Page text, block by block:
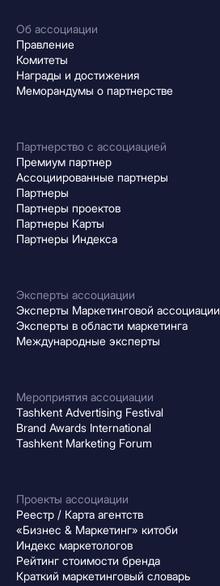
Об ассоциации
Правление
Комитеты
Награды и достижения
Меморандумы о партнерстве
Партнерство с ассоциацией
Премиум партнер
Ассоциированные партнеры
Партнеры
Партнеры проектов
Партнеры Карты
Партнеры Индекса
Эксперты ассоциации
Эксперты Маркетинговой ассоциации
Эксперты в области маркетинга
Международные эксперты
Мероприятия ассоциации
Tashkent Advertising Festival
Brand Awards International
Tashkent Marketing Forum
Проекты ассоциации
Реестр / Карта агентств
«Бизнес & Маркетинг» китоби
Индекс маркетологов
Рейтинг стоимости бренда
Краткий маркетинговый словарь